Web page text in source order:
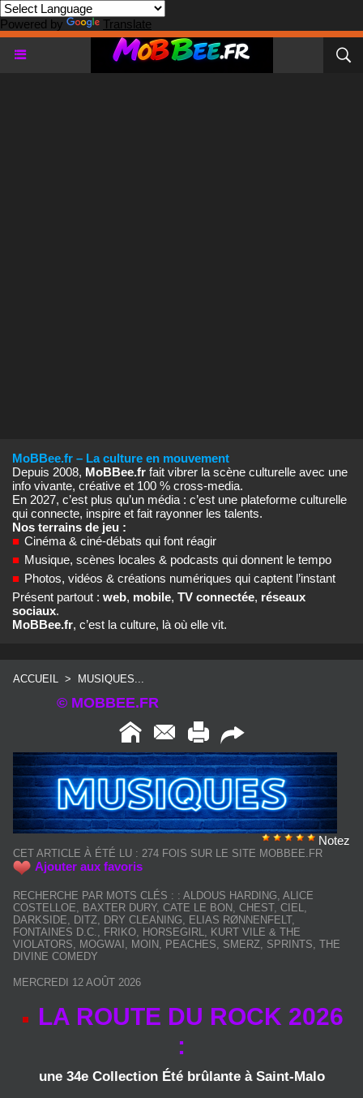
Powered by Translate
MoBBee.fr – La culture en mouvement
Depuis 2008, MoBBee.fr fait vibrer la scène culturelle avec une
info vivante, créative et 100 % cross‑media.
En 2027, c’est plus qu’un média : c’est une plateforme culturelle
qui connecte, inspire et fait rayonner les talents.
Nos terrains de jeu :
■ Cinéma & ciné‑débats qui font réagir
■ Musique, scènes locales & podcasts qui donnent le tempo
■ Photos, vidéos & créations numériques qui captent l’instant
Présent partout : web, mobile, TV connectée, réseaux
sociaux.
MoBBee.fr, c’est la culture, là où elle vit.
ACCUEIL > MUSIQUES...
© MOBBEE.FR
Notez
CET ARTICLE À ÉTÉ LU : 274 FOIS SUR LE SITE MOBBEE.FR
Ajouter aux favoris
RECHERCHE PAR MOTS CLÉS : : ALDOUS HARDING ALICE
COSTELLOE
BAXTER DURY, CATE LE BON CHEST, CIEL
DARKSIDE
DITZ DRY CLEANING ELIAS RØNNENFELT,
FONTAINES D.C.
FRIKO HORSEGIRL
KURT VILE & THE
VIOLATORS
MOGWAI MOIN PEACHES SMERZ SPRINTS THE
DIVINE COMEDY
MERCREDI 12 AOÛT 2026
LA ROUTE DU ROCK 2026
:
une 34e Collection Été brûlante à Saint‑Malo